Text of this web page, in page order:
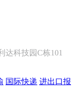
达科技园C栋101
国际快递 进出口报